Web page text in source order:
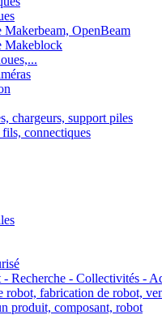
Makerbeam, OpenBeam
Makeblock
chargeurs, support piles
fils, connectiques
- Recherche - Collectivités -
robot, fabrication de robot,
produit, composant, robot